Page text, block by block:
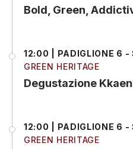
Bold, Green,
12:00 | PADIGLIONE 6 -
GREEN HERITAGE
Degustazione
12:00 | PADIGLIONE 6 -
GREEN HERITAGE